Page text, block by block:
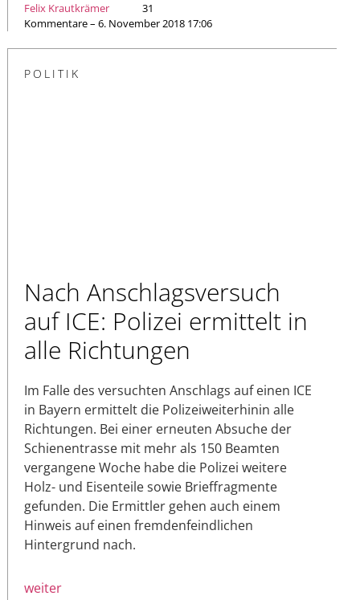
Felix Krautkrämer
31
Kommentare – 6. November 2018 17:06
POLITIK
Nach Anschlagsversuch
auf ICE: Polizei ermittelt in
alle Richtungen
Im Falle des versuchten Anschlags auf einen ICE
in Bayern ermittelt die Polizeiweiterhinin alle
Richtungen. Bei einer erneuten Absuche der
Schienentrasse mit mehr als 150 Beamten
vergangene Woche habe die Polizei weitere
Holz- und Eisenteile sowie Brieffragmente
gefunden. Die Ermittler gehen auch einem
Hinweis auf einen fremdenfeindlichen
Hintergrund nach.
weiter